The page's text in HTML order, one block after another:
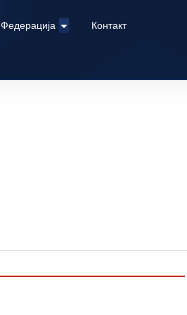
Федерација Контакт